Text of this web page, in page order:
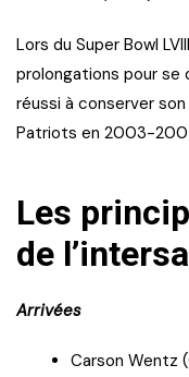
Lors du Super Bowl
prolongations pour se
réussi à conserver
Patriots en 2003-
Les
de
Arrivées
Carson Wentz